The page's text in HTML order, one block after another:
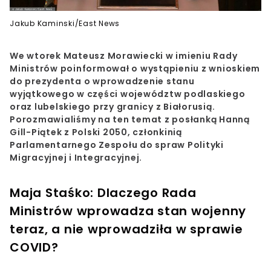
Jakub Kaminski/East News
We wtorek Mateusz Morawiecki w imieniu Rady
Ministrów poinformował o wystąpieniu z wnioskiem
do prezydenta o wprowadzenie stanu
wyjątkowego w części województw podlaskiego
oraz lubelskiego przy granicy z Białorusią.
Porozmawialiśmy na ten temat z posłanką Hanną
Gill-Piątek z Polski 2050, członkinią
Parlamentarnego Zespołu do spraw Polityki
Migracyjnej i Integracyjnej.
Maja Staśko: Dlaczego Rada
Ministrów wprowadza stan wojenny
teraz, a nie wprowadziła w sprawie
COVID?